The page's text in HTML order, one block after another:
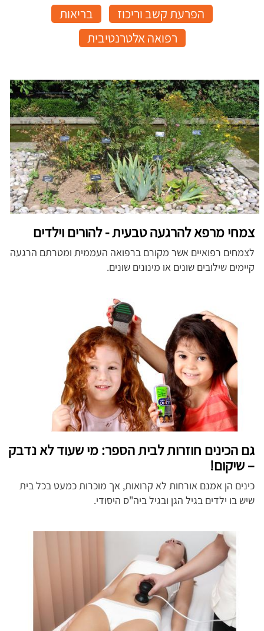
הפרעת קשב וריכוז
בריאות
רפואה אלטרנטיבית
צמחי מרפא להרגעה טבעית - להורים וילדים
לצמחים רפואיים אשר מקורם ברפואה העממית ומטרתם הרגעה
קיימים שילובים שונים או מינונים שונים.
גם הכינים חוזרות לבית הספר: מי שעוד לא נדבק
– שיקום!
כינים הן אמנם אורחות לא קרואות, אך מוכרות כמעט בכל בית
שיש בו ילדים בגיל הגן ובגיל ביה"ס היסודי.